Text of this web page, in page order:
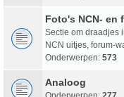
Foto's NCN- en
Sectie om draadjes
NCN uitjes, forum-
Onderwerpen: 573
Analoog